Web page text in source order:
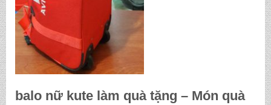
balo nữ kute làm quà tặng – Món quà